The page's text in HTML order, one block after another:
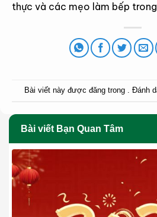
thực và các mẹo làm bếp
Bài viết này được đăng trong . Đánh
Bài viết Bạn Quan Tâm